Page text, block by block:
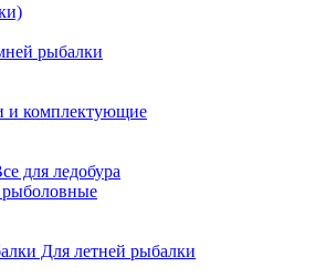
рыбалки
и комплектующие
для ледобура
Для летней рыбалки